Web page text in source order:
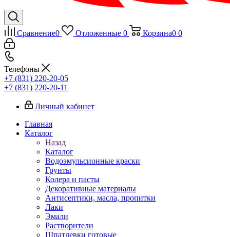
Сравнение0 Отложенные 0 Корзина0 0
Телефоны
+7 (831) 220-20-05
+7 (831) 220-20-11
Личный кабинет
Главная
Каталог
Назад
Каталог
Водоэмульсионные краски
Грунты
Колера и пасты
Декоративные материалы
Антисептики, масла, пропитки
Лаки
Эмали
Растворители
Шпатлевки готовые